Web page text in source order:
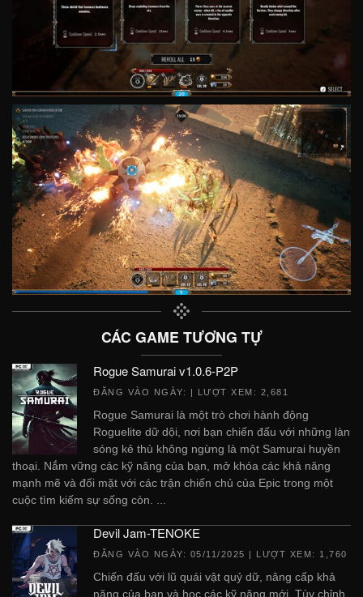
CÁC GAME TƯƠNG TỰ
Rogue Samurai v1.0.6-P2P
ĐĂNG VÀO NGÀY: | LƯỢT XEM: 2,681
Rogue Samurai là một trò chơi hành động
Roguelite dữ dội, nơi bạn chiến đấu với những làn
sóng kẻ thù không ngừng là một Samurai huyền
thoại. Nắm vững các kỹ năng của bạn, mở khóa các khả năng
mạnh mẽ và đối mặt với các trận chiến chủ của Epic trong một
cuộc tìm kiếm sự sống còn. ...
Devil Jam-TENOKE
ĐĂNG VÀO NGÀY: 05/11/2025 | LƯỢT XEM: 1,760
Chiến đấu với lũ quái vật quỷ dữ, nâng cấp khả
năng của bạn và học các kỹ năng mới. Tùy chỉnh